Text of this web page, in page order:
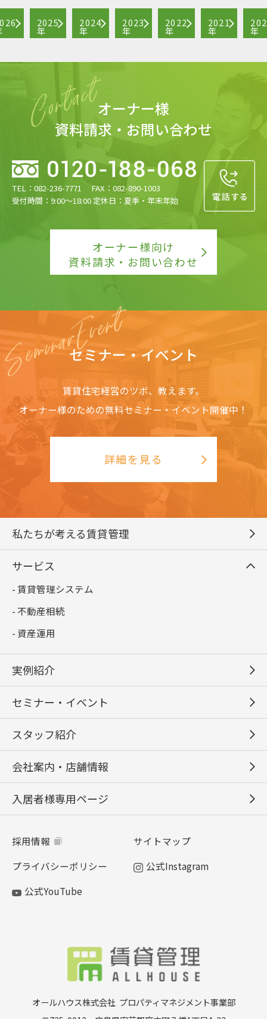
2025
年
2024
年
2023
年
2022
年
2021
年 年
オーナー様
資料請求・お問い合わせ
TEL：082-236-7771 FAX：082-890-1003
受付時間：9:00〜18:00 定休日：夏季・年末年始
オーナー様向け
資料請求・お問い合わせ
セミナー・イベント
賃貸住宅経営のツボ、教えます。
オーナー様のための無料セミナー・イベント開催中！
詳細を見る
私たちが考える賃貸管理
サービス
- 賃貸管理システム
- 不動産相続
- 資産運用
実例紹介
セミナー・イベント
スタッフ紹介
会社案内・店舗情報
入居者様専用ページ
採用情報
サイトマップ
プライバシーポリシー
公式Instagram
公式YouTube
オールハウス株式会社プロパティマネジメント事業部